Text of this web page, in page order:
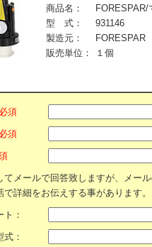
商品名：
FORESPAR/
型 式：
931146
製造元：
FORESPAR
販売単位：
１個
須
須
メールで回答致しますが、メー
で詳細をお伝えする事があります。
：
式：